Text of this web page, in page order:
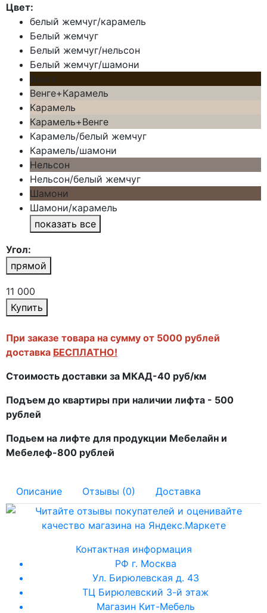
Цвет:
белый жемчуг/карамель
Белый жемчуг
Белый жемчуг/нельсон
Белый жемчуг/шамони
Венге
Венге+Карамель
Карамель
Карамель+Венге
Карамель/белый жемчуг
Карамель/шамони
Нельсон
Нельсон/белый жемчуг
Шамони
Шамони/карамель
показать все
Угол:
прямой
11 000
Купить
При заказе товара на сумму от 5000 рублей
доставка БЕСПЛАТНО!
Стоимость доставки за МКАД-40 руб/км
Подъем до квартиры при наличии лифта - 500
рублей
Подьем на лифте для продукции Мебелайн и
Мебелеф-800 рублей
Описание Отзывы (0) Доставка
Контактная информация
РФ г. Москва
Ул. Бирюлевская д. 43
ТЦ Бирюлевский 3-й этаж
Магазин Кит-Мебель